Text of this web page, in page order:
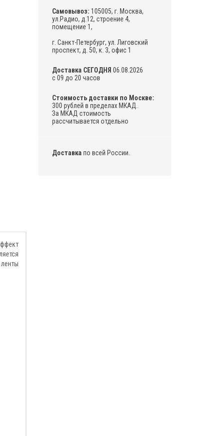
Самовывоз: 105005, г. Москва,
ул.Радио, д.12, строение 4,
помещение 1,
г. Санкт-Петербург, ул. Лиговский
проспект, д. 50, к. 3, офис 1
Доставка СЕГОДНЯ 06.08.2026
с 09 до 20 часов
Стоимость доставки по Москве:
300 рублей в пределах МКАД.
За МКАД стоимость
рассчитывается отдельно
Доставка по всей России.